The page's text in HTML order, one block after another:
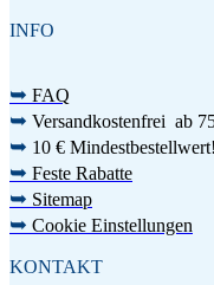
INFO
➥ FAQ
➥ Versandkostenfrei ab
➥ 10 € Mindestbestellwert!
➥ Feste Rabatte
➥ Sitemap
➥ Cookie Einstellungen
KONTAKT